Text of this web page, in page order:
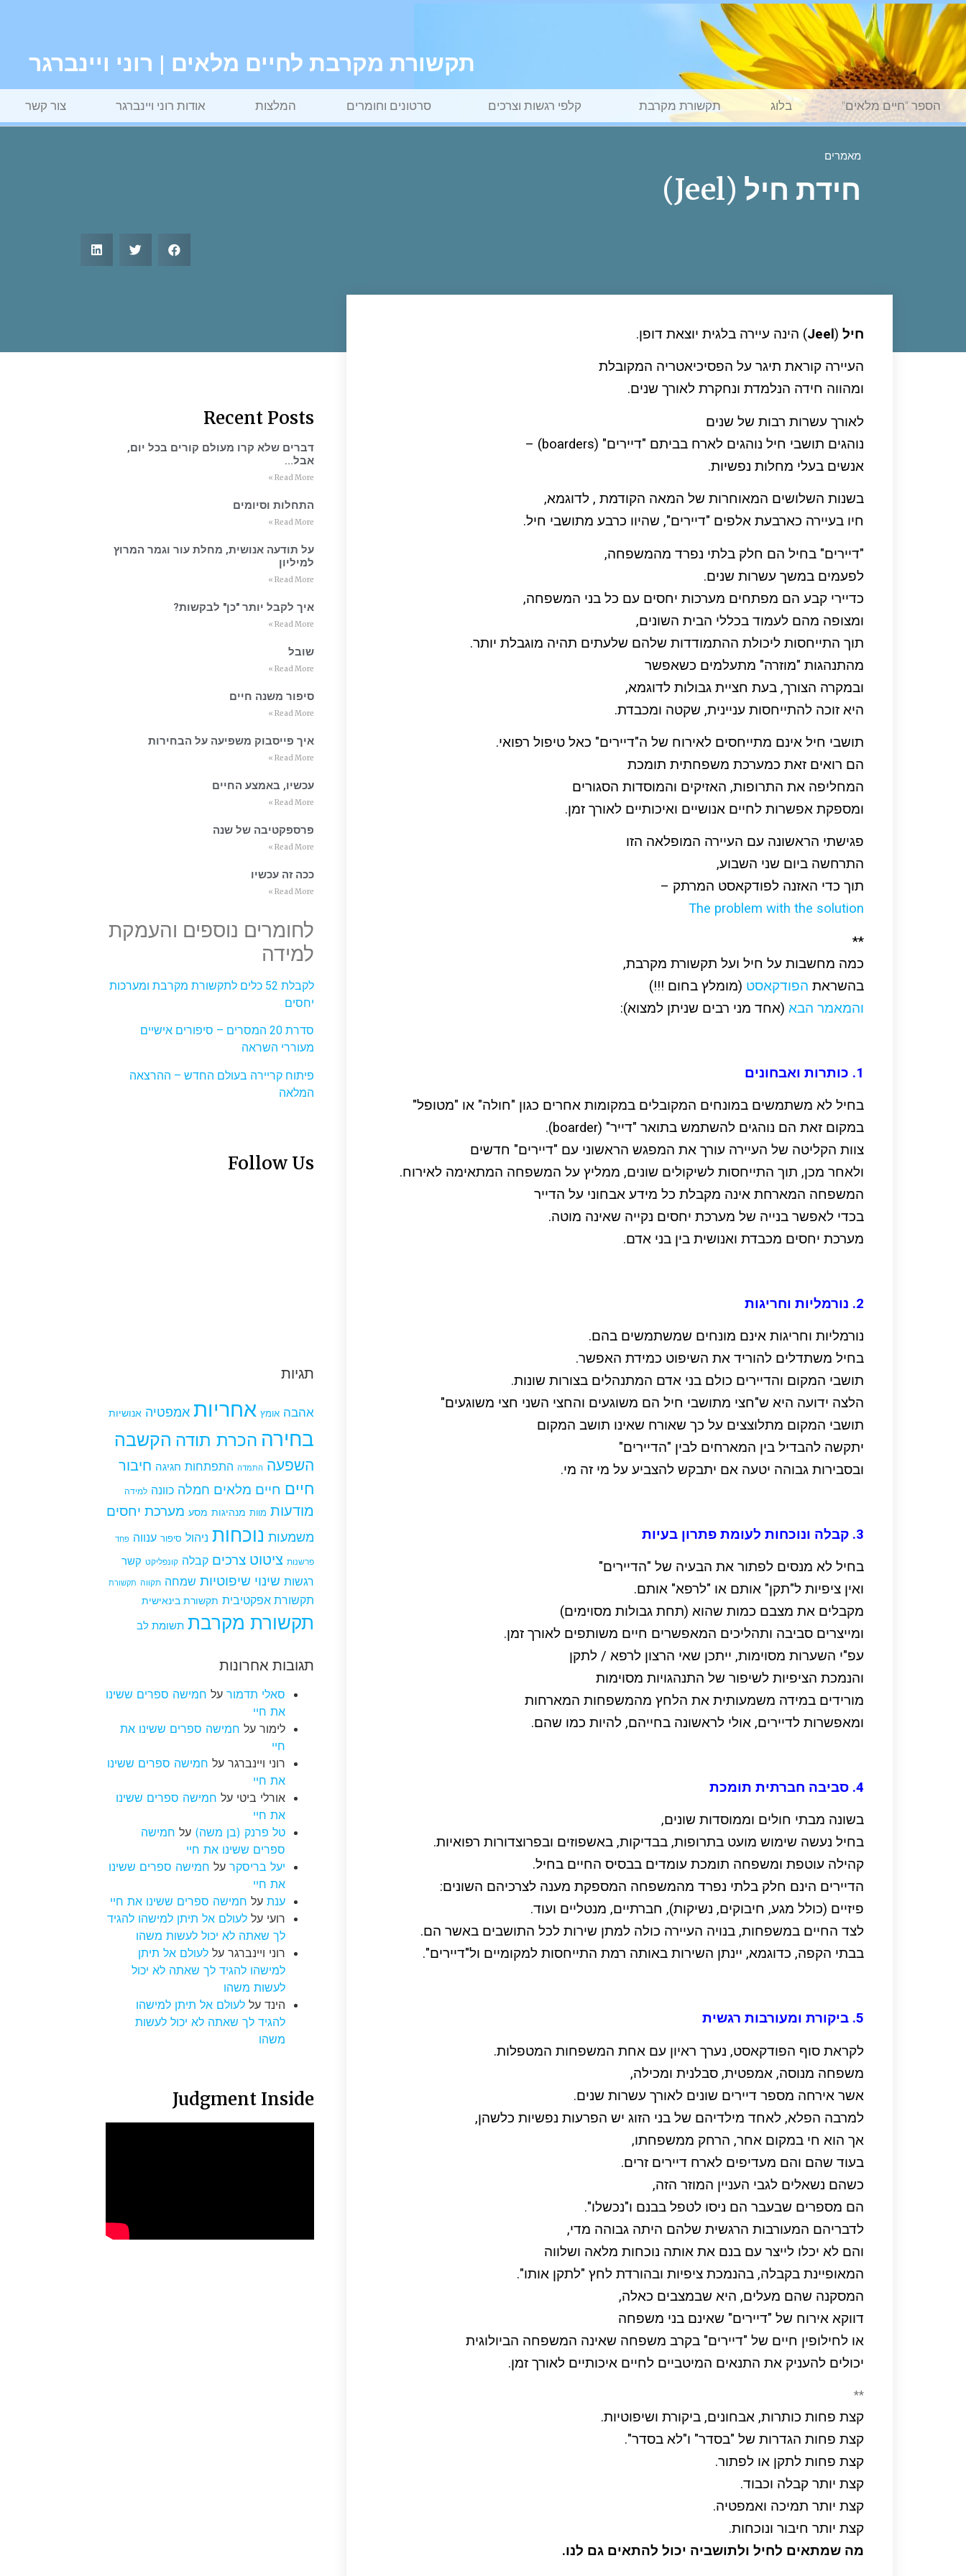
תקשורת מקרבת לחיים מלאים | רוני ויינברגר
הספר "חיים מלאים" בלוג תקשורת מקרבת קלפי רגשות וצרכים סרטונים וחומרים המלצות אודות רוני ויינברגר צור קשר
מאמרים
חידת חיל (Jeel)
חיל (
Jeel) הינה עיירה בלגית יוצאת דופן.
העיירה קוראת תיגר על הפסיכיאטריה המקובלת
ומהווה חידה הנלמדת ונחקרת לאורך שנים.
לאורך עשרות רבות של שנים
נוהגים תושבי חיל נוהגים לארח בביתם "דיירים" (boarders) –
אנשים בעלי מחלות נפשיות.
בשנות השלושים המאוחרות של המאה הקודמת , לדוגמא,
חיו בעיירה כארבעת אלפים "דיירים", שהיוו כרבע מתושבי חיל.
"דיירים" בחיל הם חלק בלתי נפרד מהמשפחה,
לפעמים במשך עשרות שנים.
כדיירי קבע הם מפתחים מערכות יחסים עם כל בני המשפחה,
ומצופה מהם לעמוד בכללי הבית השונים,
תוך התייחסות ליכולת ההתמודדות שלהם שלעתים תהיה מוגבלת יותר.
מהתנהגות "מוזרה" מתעלמים כשאפשר
ובמקרה הצורך, בעת חציית גבולות לדוגמא,
היא זוכה להתייחסות עניינית, שקטה ומכבדת.
תושבי חיל אינם מתייחסים לאירוח של ה"דיירים" כאל טיפול רפואי.
הם רואים זאת כמערכת משפחתית תומכת
המחליפה את התרופות, האזיקים והמוסדות הסגורים
ומספקת אפשרות לחיים אנושיים ואיכותיים לאורך זמן.
פגישתי הראשונה עם העיירה המופלאה הזו
התרחשה ביום שני השבוע,
תוך כדי האזנה לפודקאסט המרתק –
The problem with the solution
**
כמה מחשבות על חיל ועל תקשורת מקרבת,
בהשראת הפודקאסט (מומלץ בחום !!!)
והמאמר הבא (אחד מני רבים שניתן למצוא):
1. כותרות ואבחונים
בחיל לא משתמשים במונחים המקובלים במקומות אחרים כגון "חולה" או "מטופל"
במקום זאת הם נוהגים להשתמש בתואר "דייר" (boarder).
צוות הקליטה של העיירה עורך את המפגש הראשוני עם "דיירים" חדשים
ולאחר מכן, תוך התייחסות לשיקולים שונים, ממליץ על המשפחה המתאימה לאירוח.
המשפחה המארחת אינה מקבלת כל מידע אבחוני על הדייר
בכדי לאפשר בנייה של מערכת יחסים נקייה שאינה מוטה.
מערכת יחסים מכבדת ואנושית בין בני אדם.
2. נורמליות וחריגות
נורמליות וחריגות אינם מונחים שמשתמשים בהם.
בחיל משתדלים להוריד את השיפוט כמידת האפשר.
תושבי המקום והדיירים כולם בני אדם המתנהלים בצורות שונות.
הלצה ידועה היא ש"חצי מתושבי חיל הם משוגעים והחצי השני חצי משוגעים"
תושבי המקום מתלוצצים על כך שאורח שאינו תושב המקום
יתקשה להבדיל בין המארחים לבין "הדיירים"
ובסבירות גבוהה יטעה אם יתבקש להצביע על מי זה מי.
3. קבלה ונוכחות לעומת פתרון בעיות
בחיל לא מנסים לפתור את הבעיה של "הדיירים"
ואין ציפיות ל"תקן" אותם או "לרפא" אותם.
מקבלים את מצבם כמות שהוא (תחת גבולות מסוימים)
ומייצרים סביבה ותהליכים המאפשרים חיים משותפים לאורך זמן.
עפ"י השערות מסוימות, ייתכן שאי הרצון לרפא / לתקן
והנמכת הציפיות לשיפור של התנהגויות מסוימות
מורידים במידה משמעותית את הלחץ מהמשפחות המארחות
ומאפשרות לדיירים, אולי לראשונה בחייהם, להיות כמו שהם.
4. סביבה חברתית תומכת
בשונה מבתי חולים וממוסדות שונים,
בחיל נעשה שימוש מועט בתרופות, בבדיקות, באשפוזים ובפרוצדורות רפואיות.
קהילה עוטפת ומשפחה תומכת עומדים בבסיס החיים בחיל.
הדיירים הינם חלק בלתי נפרד מהמשפחה המספקת מענה לצרכיהם השונים:
פיזיים (כולל מגע, חיבוקים, נשיקות), חברתיים, מנטליים ועוד.
לצד החיים במשפחות, בנויה העיירה כולה למתן שירות לכל התושבים באשר הם.
בבתי הקפה, כדוגמא, יינתן השירות באותה רמת התייחסות למקומיים ול"דיירים".
5. ביקורת ומעורבות רגשית
לקראת סוף הפודקאסט, נערך ראיון עם אחת המשפחות המטפלות.
משפחה מנוסה, אמפטית, סבלנית ומכילה,
אשר אירחה מספר דיירים שונים לאורך עשרות שנים.
למרבה הפלא, לאחד מילדיהם של בני הזוג יש הפרעות נפשיות כלשהן,
אך הוא חי במקום אחר, הרחק ממשפחתו,
בעוד שהם והם מעדיפים לארח דיירים זרים.
כשהם נשאלים לגבי העניין המוזר הזה,
הם מספרים שבעבר הם ניסו לטפל בבנם ו"נכשלו".
לדבריהם המעורבות הרגשית שלהם היתה גבוהה מדי,
והם לא יכלו לייצר עם בנם את אותה נוכחות מלאה ושלווה
המאופיינת בקבלה, בהנמכת ציפיות ובהורדת לחץ "לתקן אותו".
המסקנה שהם מעלים, היא שבמצבים כאלה,
דווקא אירוח של "דיירים" שאינם בני משפחה
או לחילופין חיים של "דיירים" בקרב משפחה שאינה המשפחה הביולוגית
יכולים להעניק את התנאים המיטביים לחיים איכותיים לאורך זמן.
**
קצת פחות כותרות, אבחונים, ביקורת ושיפוטיות.
קצת פחות הגדרות של "בסדר" ו"לא בסדר".
קצת פחות לתקן או לפתור.
קצת יותר קבלה וכבוד.
קצת יותר תמיכה ואמפטיה.
קצת יותר חיבור ונוכחות.
מה שמתאים לחיל ולתושביה יכול להתאים גם לנו.
Recent Posts
דברים שלא קרו מעולם קורים בכל יום,
אבל…
Read More »
התחלות וסיומים
Read More »
על תודעה אנושית, מחלת עור וגמר המרוץ
למיליון
Read More »
איך לקבל יותר "כן" לבקשות?
Read More »
שובל
Read More »
סיפור משנה חיים
Read More »
איך פייסבוק משפיעה על הבחירות
Read More »
עכשיו, באמצע החיים
Read More »
פרספקטיבה של שנה
Read More »
ככה זה עכשיו
Read More »
לחומרים נוספים והעמקת
למידה
לקבלת 52 כלים לתקשורת מקרבת ומערכות
יחסים
סדרת 20 המסרים – סיפורים אישיים
מעוררי השראה
פיתוח קריירה בעולם החדש – ההרצאה
המלאה
Follow Us
תגיות
אהבה אומץ אחריות אמפטיה אנושיות
בחירה הכרת תודה הקשבה
השפעה התמדה התפתחות חגיגה חיבור
חיים חיים מלאים חמלה כוונה למידה
מודעות מוות מנהיגות מסע מערכת יחסים
משמעות נוכחות ניהול סיפור ענווה פחד
פרשנות ציטוט צרכים קבלה קונפליקט קשר
רגשות שינוי שיפוטיות שמחה תקווה תקשורת
תקשורת אפקטיבית תקשורת בינאישית
תקשורת מקרבת תשומת לב
תגובות אחרונות
סאלי תדמורעל חמישה ספרים ששינו
את חיי
לימורעל חמישה ספרים ששינו את
חיי
רוני ויינברגרעל חמישה ספרים ששינו
את חיי
אורלי ביטי על חמישה ספרים ששינו
את חיי
טל פרנק (בן משה) על חמישה
ספרים ששינו את חיי
יעל בריסקרעל חמישה ספרים ששינו
את חיי
ענתעל חמישה ספרים ששינו את חיי
רועי על לעולם אל תיתן למישהו להגיד
לך שאתה לא יכול לעשות משהו
רוני ויינברגרעל לעולם אל תיתן
למישהו להגיד לך שאתה לא יכול
לעשות משהו
הינדעל לעולם אל תיתן למישהו
להגיד לך שאתה לא יכול לעשות
משהו
Judgment Inside